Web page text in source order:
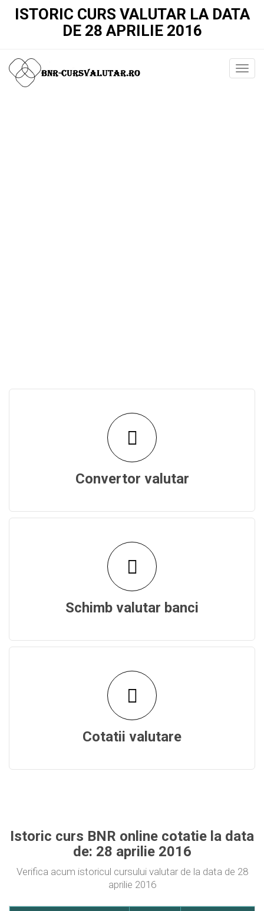
ISTORIC CURS VALUTAR LA DATA
DE 28 APRILIE 2016
Convertor valutar
Schimb valutar banci
Cotatii valutare
Istoric curs BNR online cotatie la data
de: 28 aprilie 2016
Verifica acum istoricul cursului valutar de la data de 28
aprilie 2016